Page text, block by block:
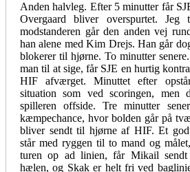
Anden halvleg. Efter 5 minutter får
Overgaard bliver overspurtet.
modstanderen går den anden vej
han alene med Kim Drejs. Han går
blokerer til hjørne. To minutter
man til at sige, får SJE en hurtig
HIF afværget. Minuttet efter
situation som ved scoringen, men
spilleren offside. Tre minutter
kæmpechance, hvor bolden går på
bliver sendt til hjørne af HIF. Et
står med ryggen til to mand og
turen op ad linien, får Mikail
hælen, og Skak er helt fri ved